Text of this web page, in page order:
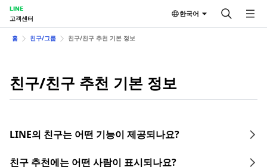
LINE
고객센터
한국어
홈 친구/그룹 친구/친구 추천 기본 정보
친구/친구 추천 기본 정보
LINE의 친구는 어떤 기능이 제공되나요?
친구 추천에는 어떤 사람이 표시되나요?